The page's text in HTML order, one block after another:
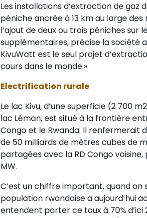
Les installations d’extraction de gaz
péniche ancrée à 13 km au large
l’ajout de deux ou trois péniches sur
supplémentaires, précise la société
KivuWatt est le seul projet
cours dans le monde.»
Electrification rurale
Le lac Kivu, d’une superficie (2 700
lac Léman, est situé à la frontière
Congo et le Rwanda. Il renfermerait
de 50 milliards de mètres cubes de
partagées avec la RD Congo
MW.
C’est un chiffre important, quand
population rwandaise a aujourd’hui
entendent porter ce taux à 70%